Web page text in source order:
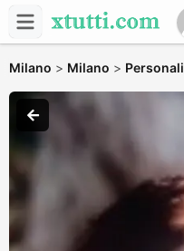
Milano > Milano > Personali